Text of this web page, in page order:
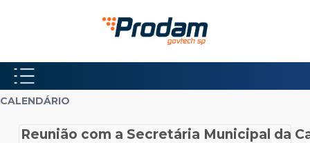
Pular para o Conteúdo principal
Início do conteúdo
CALENDÁRIO
Reunião com a Secretária Municipal da